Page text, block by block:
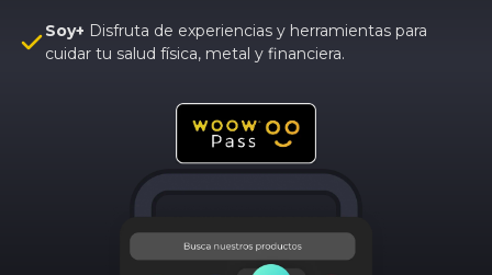
Soy+ Disfruta de experiencias y herramientas para
cuidar tu salud física, metal y financiera.